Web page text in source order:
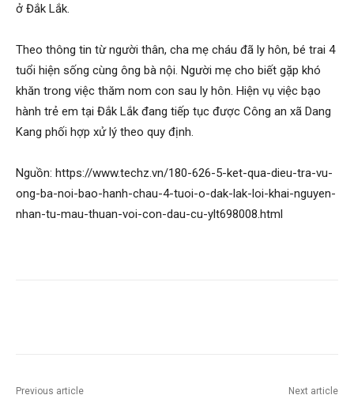
ở Đắk Lắk.
Theo thông tin từ người thân, cha mẹ cháu đã ly hôn, bé trai 4
tuổi hiện sống cùng ông bà nội. Người mẹ cho biết gặp khó
khăn trong việc thăm nom con sau ly hôn. Hiện vụ việc bạo
hành trẻ em tại Đắk Lắk đang tiếp tục được Công an xã Dang
Kang phối hợp xử lý theo quy định.
Nguồn: https://www.techz.vn/180-626-5-ket-qua-dieu-tra-vu-
ong-ba-noi-bao-hanh-chau-4-tuoi-o-dak-lak-loi-khai-nguyen-
nhan-tu-mau-thuan-voi-con-dau-cu-ylt698008.html
Previous article Next article